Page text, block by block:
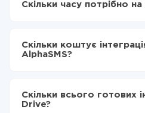
Вибираєте які дані
Тепер дані будуть
Hotline в AlphaSMS
Скільки часу потрібно на
становити від 5-ти до 30-
налаштування займає 10-15
Скільки коштує
AlphaSMS?
Ви оплачуєте лише
передаються з однієї вашої
Скільки всього готових
Drive?